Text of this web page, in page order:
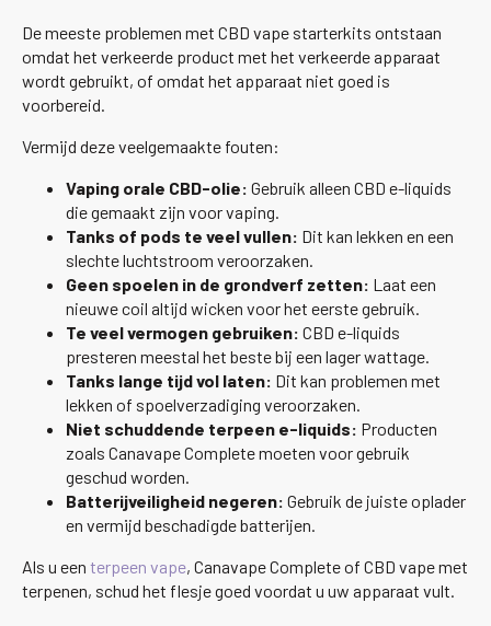
De meeste problemen met CBD vape starterkits ontstaan
omdat het verkeerde product met het verkeerde apparaat
wordt gebruikt, of omdat het apparaat niet goed is
voorbereid.
Vermijd deze veelgemaakte fouten:
Vaping orale CBD-olie: Gebruik alleen CBD e-liquids
die gemaakt zijn voor vaping.
Tanks of pods te veel vullen: Dit kan lekken en een
slechte luchtstroom veroorzaken.
Geen spoelen in de grondverf zetten: Laat een
nieuwe coil altijd wicken voor het eerste gebruik.
Te veel vermogen gebruiken: CBD e-liquids
presteren meestal het beste bij een lager wattage.
Tanks lange tijd vol laten: Dit kan problemen met
lekken of spoelverzadiging veroorzaken.
Niet schuddende terpeen e-liquids: Producten
zoals Canavape Complete moeten voor gebruik
geschud worden.
Batterijveiligheid negeren: Gebruik de juiste oplader
en vermijd beschadigde batterijen.
Als u een terpeen vape, Canavape Complete of CBD vape met
terpenen, schud het flesje goed voordat u uw apparaat vult.